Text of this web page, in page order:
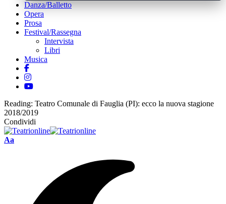
Danza/Balletto
Opera
Prosa
Festival/Rassegna
Intervista
Libri
Musica
Reading: Teatro Comunale di Fauglia (PI): ecco la nuova stagione
2018/2019
Condividi
Font
Aa